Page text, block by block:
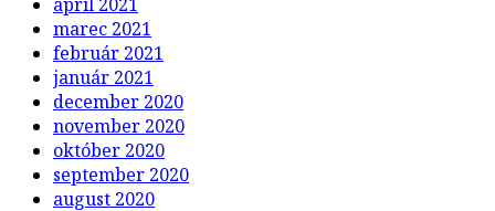
apríl 2021
marec 2021
február 2021
január 2021
december 2020
november 2020
október 2020
september 2020
august 2020